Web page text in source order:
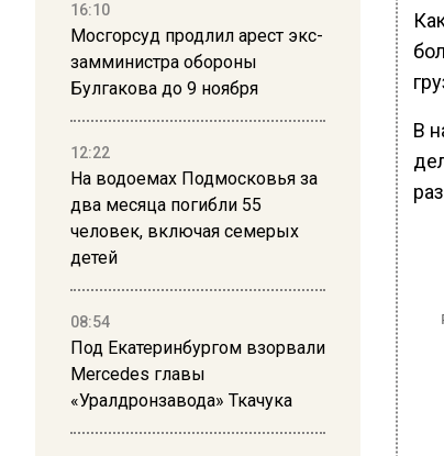
16:10
Мосгорсуд продлил арест экс-
замминистра обороны
Булгакова до 9 ноября
12:22
На водоемах Подмосковья за
два месяца погибли 55
человек, включая семерых
детей
08:54
Под Екатеринбургом взорвали
Mercedes главы
«Уралдронзавода» Ткачука
В